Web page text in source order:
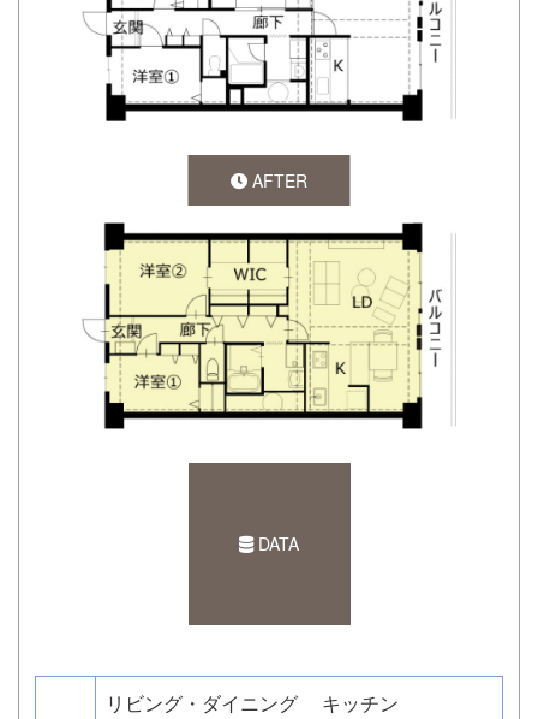
AFTER
DATA
リビング・ダイニング
キッチン